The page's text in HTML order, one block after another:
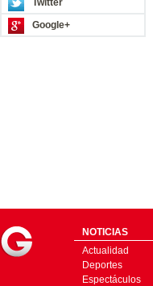
Twitter
Google+
NOTICIAS
Actualidad
Deportes
Espectáculos